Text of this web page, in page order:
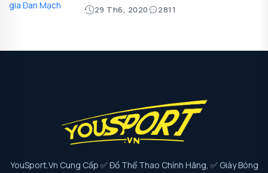
29 Th6, 2020 2811
YouSport.vn Cung Cấp ✅ Đồ Thể Thao Chính Hãng, ✅ Giày Bóng